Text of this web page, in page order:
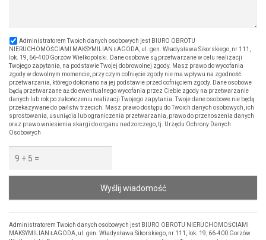
Administratorem Twoich danych osobowych jest BIURO OBROTU
NIERUCHOMOŚCIAMI MAKSYMILIAN ŁAGODA, ul. gen. Władysława Sikorskiego, nr 111,
lok. 19, 66-400 Gorzów Wielkopolski. Dane osobowe są przetwarzane w celu realizacji
Twojego zapytania, na podstawie Twojej dobrowolnej zgody. Masz prawo do wycofania
zgody w dowolnym momencie, przy czym cofnięcie zgody nie ma wpływu na zgodność
przetwarzania, którego dokonano na jej podstawie przed cofnięciem zgody. Dane osobowe
będą przetwarzane aż do ewentualnego wycofania przez Ciebie zgody na przetwarzanie
danych lub rok po zakończeniu realizacji Twojego zapytania. Twoje dane osobowe nie będą
przekazywane do państw trzecich. Masz prawo dostępu do Twoich danych osobowych, ich
sprostowania, usunięcia lub ograniczenia przetwarzania, prawo do przenoszenia danych
oraz prawo wniesienia skargi do organu nadzorczego, tj. Urzędu Ochrony Danych
Osobowych
Wyślij wiadomość
Administratorem Twoich danych osobowych jest BIURO OBROTU NIERUCHOMOŚCIAMI
MAKSYMILIAN ŁAGODA, ul. gen. Władysława Sikorskiego, nr 111, lok. 19, 66-400 Gorzów